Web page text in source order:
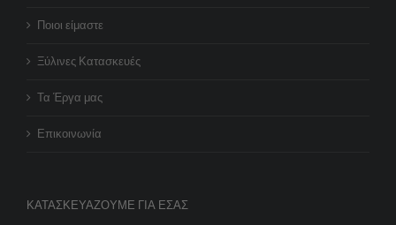
Ποιοι είμαστε
Ξύλινες Κατασκευές
Τα Έργα μας
Επικοινωνία
ΚΑΤΑΣΚΕΥΆΖΟΥΜΕ ΓΙΑ ΕΣΆΣ